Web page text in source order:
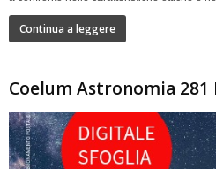
Continua a leggere
Coelum Astronomia 281